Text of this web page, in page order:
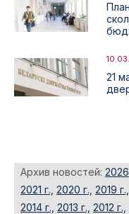
21
Архив новостей: 2026
2021 г., 2020 г., 2019 г.,
2014 г., 2013 г., 2012 г.,